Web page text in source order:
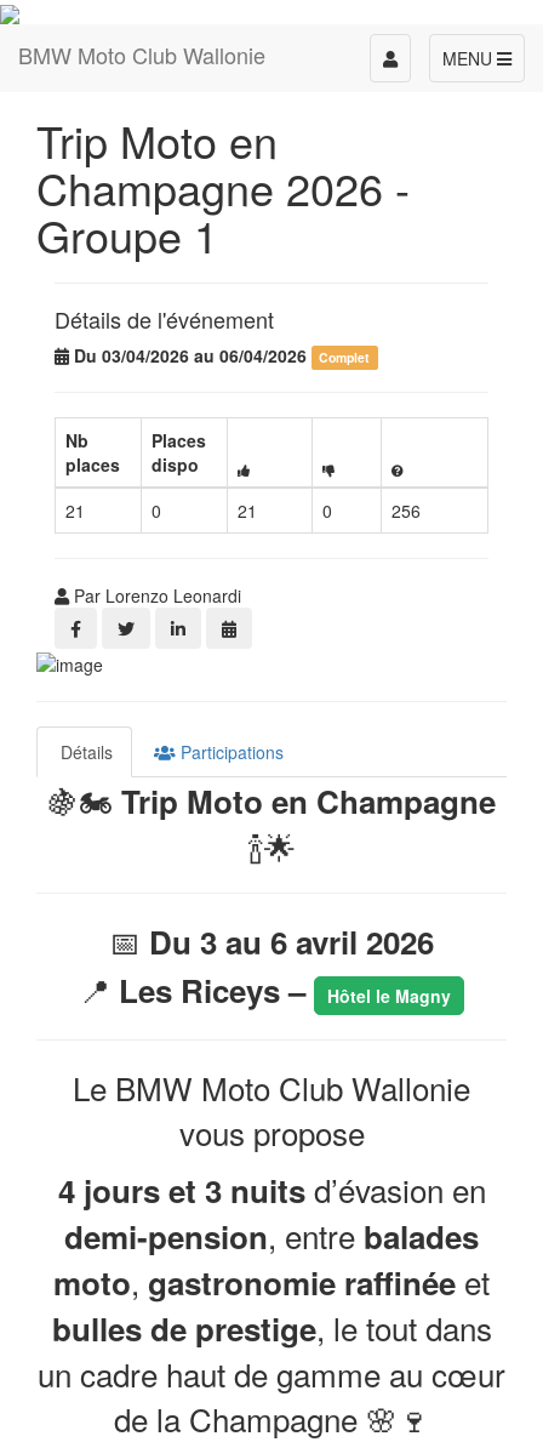
BMW Moto Club Wallonie MENU
Toggle
navigation
Trip Moto en
Champagne 2026 -
Groupe 1
Détails de l'événement
Du 03/04/2026 au 06/04/2026 Complet
Nb
places
Places
dispo
21
0 21 0 256
Par Lorenzo Leonardi
Détails Participations
🍇🏍️ Trip Moto en Champagne
🍾🌟
📅 Du 3 au 6 avril 2026
📍 Les Riceys – Hôtel le Magny
Le BMW Moto Club Wallonie
vous propose
4 jours et 3 nuitsd’évasion en
demi-pension, entre balades
moto, gastronomie raffinée et
bulles de prestige, le tout dans
un cadre haut de gamme au cœur
de la Champagne 🌸🍷